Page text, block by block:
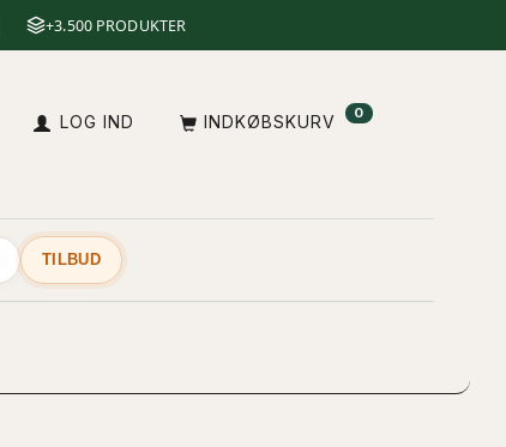
+3.500 PRODUKTER
LOG IND INDKØBSKURV 0
TILBUD